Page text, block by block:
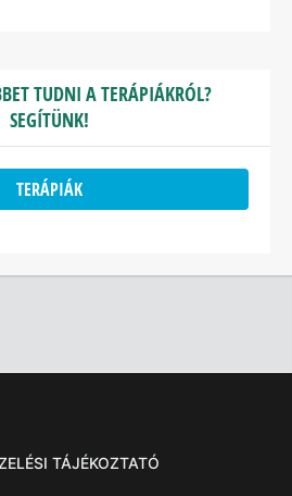
TUDNI A TERÁPIÁKRÓL?
SEGÍTÜNK!
TERÁPIÁK
TÁJÉKOZTATÓ